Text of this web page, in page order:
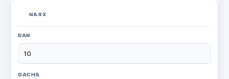
Lazerli printerlar
NARX
DAN
GACHA